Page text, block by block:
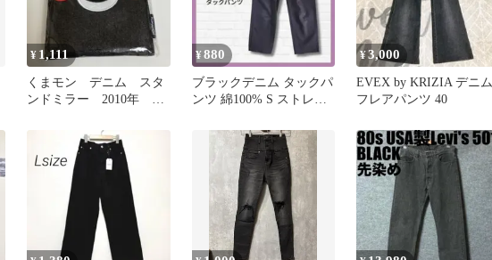
¥ 1,111
くまモン デニム スタ
ンドミラー 2010年 熊
¥880
ブラックデニム タックパ
ンツ 綿100% S ストレー
¥3,000
EVEX by KRIZIA デニム
フレアパンツ 40